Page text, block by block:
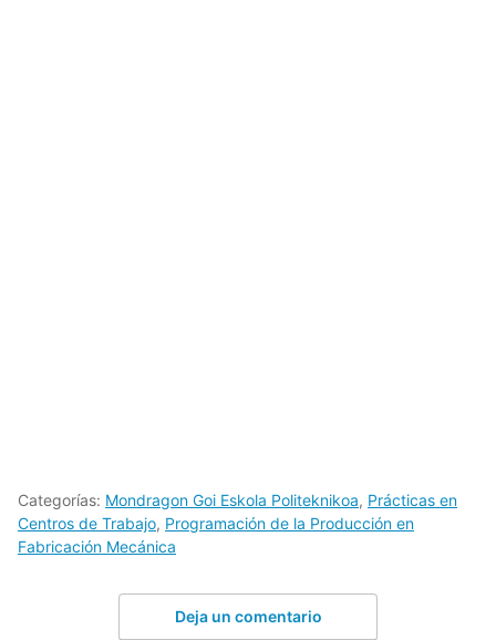
Categorías: Mondragon Goi Eskola Politeknikoa, Prácticas en
Centros de Trabajo, Programación de la Producción en
Fabricación Mecánica
Deja un comentario